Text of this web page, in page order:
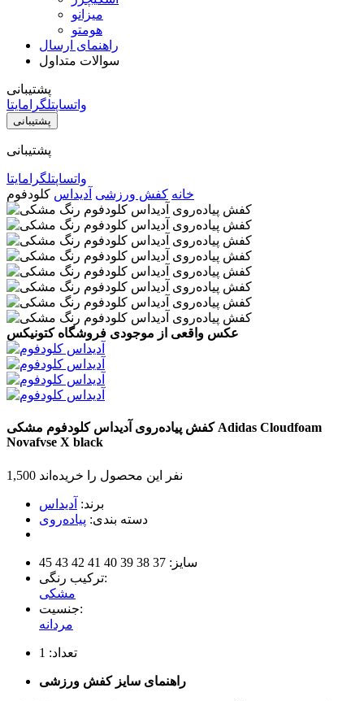
میزانو
هومتو
راهنمای ارسال
سوالات متداول
پشتیبانی
واتساپتلگرامایتا
پشتیبانی
پشتیبانی
واتساپتلگرامایتا
خانه کفش ورزشی آدیداس کلودفوم
عکس واقعی از موجودی فروشگاه کتونیکس
کفش پیاده‌روی آدیداس کلودفوم مشکی
Adidas Cloudfoam
Novafvse X black
1,500 نفر این محصول را خریده‌اند
برند: آدیداس
دسته بندی: پیاده‌روی
سایز: 37
38
39
40
41
42
43
45
ترکیب رنگی:
مشکی
جنسیت:
مردانه
تعداد: 1
راهنمای سایز کفش ورزشی